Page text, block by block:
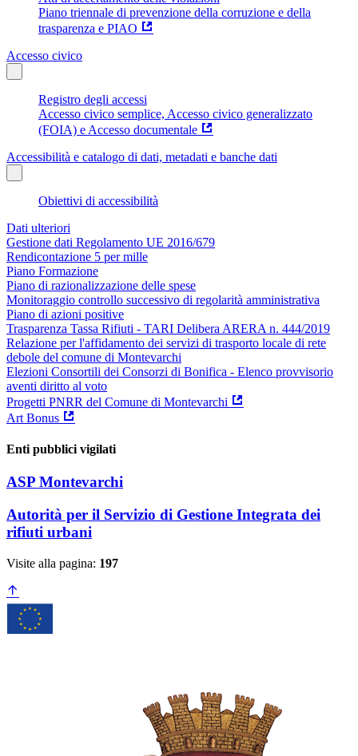
Piano triennale di prevenzione della corruzione e della
trasparenza e PIAO
Accesso civico
Registro degli accessi
Accesso civico semplice, Accesso civico generalizzato
(FOIA) e Accesso documentale
Accessibilità e catalogo di dati, metadati e banche dati
Obiettivi di accessibilità
Dati ulteriori
Gestione dati Regolamento UE 2016/679
Rendicontazione 5 per mille
Piano Formazione
Piano di razionalizzazione delle spese
Monitoraggio controllo successivo di regolarità amministrativa
Piano di azioni positive
Trasparenza Tassa Rifiuti - TARI Delibera ARERA n. 444/2019
Relazione per l'affidamento dei servizi di trasporto locale di rete
debole del comune di Montevarchi
Elezioni Consortili dei Consorzi di Bonifica - Elenco provvisorio
aventi diritto al voto
Progetti PNRR del Comune di Montevarchi
Art Bonus
Enti pubblici vigilati
ASP Montevarchi
Autorità per il Servizio di Gestione Integrata dei
rifiuti urbani
Visite alla pagina: 197